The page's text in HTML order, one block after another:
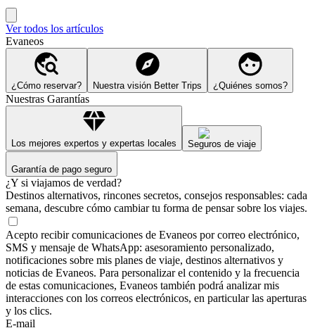
Ver todos los artículos
Evaneos
¿Cómo reservar? Nuestra visión Better Trips ¿Quiénes somos?
Nuestras Garantías
Los mejores expertos y expertas locales Seguros de viaje
Garantía de pago seguro
¿Y si viajamos de verdad?
Destinos alternativos, rincones secretos, consejos responsables: cada
semana, descubre cómo cambiar tu forma de pensar sobre los viajes.
Acepto recibir comunicaciones de Evaneos por correo electrónico,
SMS y mensaje de WhatsApp: asesoramiento personalizado,
notificaciones sobre mis planes de viaje, destinos alternativos y
noticias de Evaneos. Para personalizar el contenido y la frecuencia
de estas comunicaciones, Evaneos también podrá analizar mis
interacciones con los correos electrónicos, en particular las aperturas
y los clics.
E-mail